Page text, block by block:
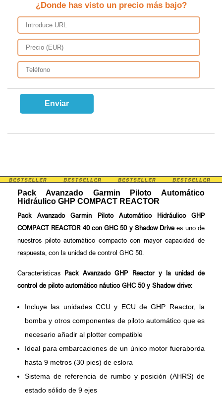
¿Donde has visto un precio más bajo?
Enviar
Pack Avanzado Garmin Piloto Automático
Hidráulico GHP COMPACT REACTOR
Pack Avanzado Garmin Piloto Automático Hidráulico GHP
COMPACT REACTOR 40 con GHC 50 y Shadow Drivees uno de
nuestros piloto automático compacto con mayor capacidad de
respuesta, con la unidad de control GHC 50.
Características Pack Avanzado GHP Reactor y la unidad de
control de piloto automático náutico GHC 50 y Shadow drive:
Incluye las unidades CCU y ECU de GHP Reactor, la
bomba y otros componentes de piloto automático que es
necesario añadir al plotter compatible
Ideal para embarcaciones de un único motor fueraborda
hasta 9 metros (30 pies) de eslora
Sistema de referencia de rumbo y posición (AHRS) de
estado sólido de 9 ejes